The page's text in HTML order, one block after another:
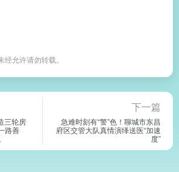
允许请勿转载。
三轮房
路善
下一篇
急难时刻有“警”色！聊城市东昌
府区交管大队真情演绎送医“加速
度”